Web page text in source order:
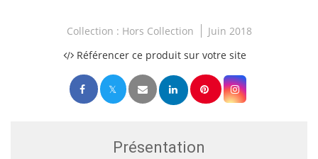
Collection : Hors Collection
Juin 2018
Référencer ce produit sur votre site
Présentation